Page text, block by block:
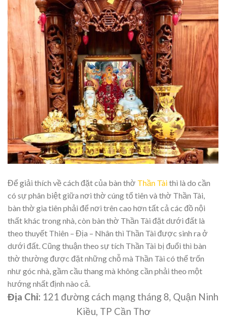
Để giải thích về cách đặt của bàn thờ Thần Tàithì là do cần
có sự phân biệt giữa nơi thờ cúng tổ tiên và thờ Thần Tài,
bàn thờ gia tiên phải để nơi trên cao hơn tất cả các đồ nội
thất khác trong nhà, còn bàn thờ Thần Tài đặt dưới đất là
theo thuyết Thiên – Địa – Nhân thì Thần Tài được sinh ra ở
dưới đất. Cũng thuận theo sự tích Thần Tài bị đuổi thì bàn
thờ thường được đặt những chỗ mà Thần Tài có thể trốn
như góc nhà, gầm cầu thang mà không cần phải theo một
hướng nhất định nào cả.
Địa Chỉ: 121 đường cách mạng tháng 8, Quận Ninh
Kiều, TP Cần Thơ